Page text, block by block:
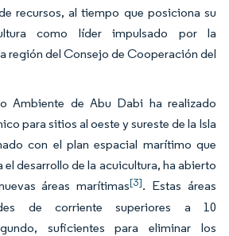
recursos, al tiempo que posiciona su
como líder impulsado por la
región del Consejo de Cooperación del
Ambiente de Abu Dabi ha realizado
para sitios al oeste y sureste de la Isla
con el plan espacial marítimo que
el desarrollo de la acuicultura, ha abierto
áreas marítimas[3]. Estas áreas
de corriente superiores a 10
suficientes para eliminar los